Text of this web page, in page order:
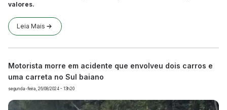
valores.
Leia Mais
Motorista morre em acidente que envolveu dois carros e
uma carreta no Sul baiano
segunda-feira, 26/08/2024 - 13h20